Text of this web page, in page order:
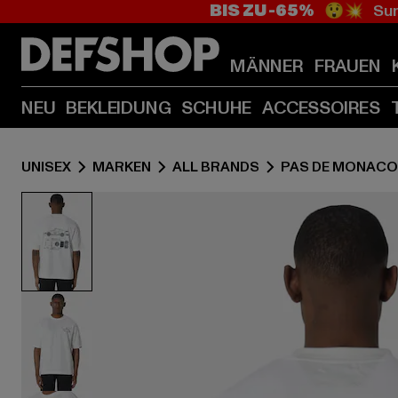
BIS ZU -65% 😲💥
MÄNNER FRAUEN
NEU BEKLEIDUNG SCHUHE ACCESSOIRES
UNISEX MARKEN ALL BRANDS PAS DE MONACO